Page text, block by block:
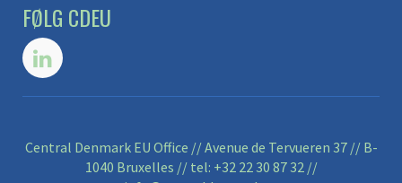
FØLG CDEU
Central Denmark EU Office // Avenue de Tervueren 37 // B-
1040 Bruxelles // tel: +32 22 30 87 32//